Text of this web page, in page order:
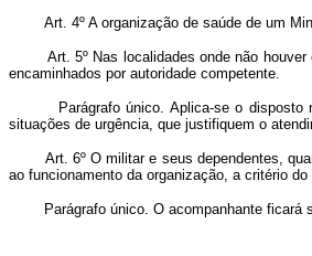
Art. 4º A organização de saúde de um
Art. 5º Nas localidades onde não
encaminhados por autoridade competente.
Parágrafo único. Aplica-se o disposto
situações de urgência, que justifiquem o
Art. 6º O militar e seus dependentes,
ao funcionamento da organização, a critério do
Parágrafo único. O acompanhante ficará